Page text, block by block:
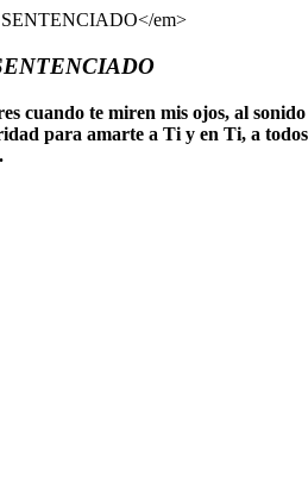
cuando te miren mis ojos, al
para amarte a Ti y en Ti, a